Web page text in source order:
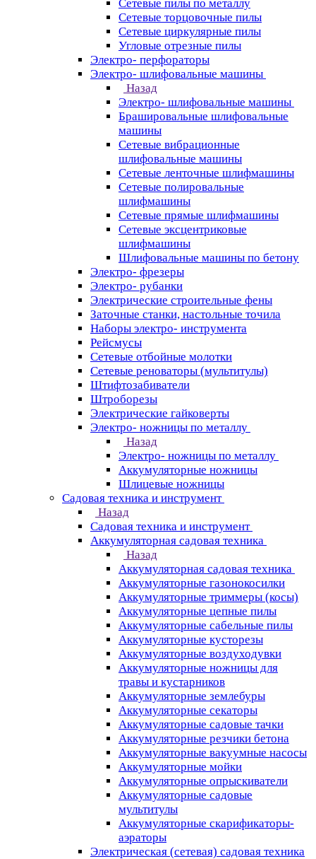
Сетевые пилы по металлу
Сетевые торцовочные пилы
Сетевые циркулярные пилы
Угловые отрезные пилы
Электро- перфораторы
Электро- шлифовальные машины
Назад
Электро- шлифовальные машины
Брашировальные шлифовальные
машины
Сетевые вибрационные
шлифовальные машины
Сетевые ленточные шлифмашины
Сетевые полировальные
шлифмашины
Сетевые прямые шлифмашины
Сетевые эксцентриковые
шлифмашины
Шлифовальные машины по бетону
Электро- фрезеры
Электро- рубанки
Электрические строительные фены
Заточные станки, настольные точила
Наборы электро- инструмента
Рейсмусы
Сетевые отбойные молотки
Сетевые реноваторы (мультитулы)
Штифтозабиватели
Штроборезы
Электрические гайковерты
Электро- ножницы по металлу
Назад
Электро- ножницы по металлу
Аккумуляторные ножницы
Шлицевые ножницы
Cадовая техника и инструмент
Назад
Cадовая техника и инструмент
Аккумуляторная садовая техника
Назад
Аккумуляторная садовая техника
Аккумуляторные газонокосилки
Аккумуляторные триммеры (косы)
Аккумуляторные цепные пилы
Аккумуляторные сабельные пилы
Аккумуляторные кусторезы
Аккумуляторные воздуходувки
Аккумуляторные ножницы для
травы и кустарников
Аккумуляторные землебуры
Аккумуляторные секаторы
Аккумуляторные садовые тачки
Аккумуляторные резчики бетона
Аккумуляторные вакуумные насосы
Аккумуляторные мойки
Аккумуляторные опрыскиватели
Аккумуляторные садовые
мультитулы
Аккумуляторные скарификаторы-
аэраторы
Электрическая (сетевая) садовая техника